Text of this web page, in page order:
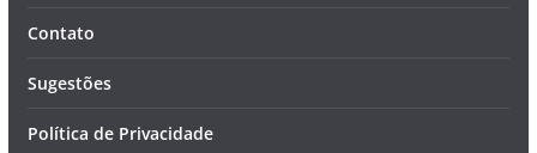
Contato
Sugestões
Política de Privacidade